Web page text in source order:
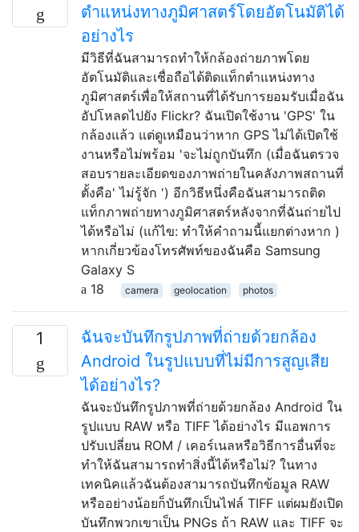
ตำแหน่งทางภูมิศาสตร์โดยอัตโนมัติได้
อย่างไร
มีวิธีที่ฉันสามารถทำให้กล้องถ่ายภาพโดย
อัตโนมัติและเชื่อถือได้ติดแท็กตำแหน่งทาง
ภูมิศาสตร์เพื่อให้สถานที่ได้รับการยอมรับเมื่อฉัน
อัปโหลดไปยัง Flickr? ฉันเปิดใช้งาน 'GPS' ใน
กล้องแล้ว แต่ดูเหมือนว่าหาก GPS ไม่ได้เปิดใช้
งานหรือไม่พร้อม 'จะไม่ถูกบันทึก (เมื่อฉันตรวจ
สอบรายละเอียดของภาพถ่ายในคลังภาพสถานที่
ตั้งคือ' ไม่รู้จัก ') อีกวิธีหนึ่งคือฉันสามารถติด
แท็กภาพถ่ายทางภูมิศาสตร์หลังจากที่ฉันถ่ายไป
ได้หรือไม่ (แก้ไข: ทำให้คำถามนี้แยกต่างหาก )
หากเกี่ยวข้องโทรศัพท์ของฉันคือ Samsung
Galaxy S
18
camera geolocation photos
1
ฉันจะบันทึกรูปภาพที่ถ่ายด้วยกล้อง
Android ในรูปแบบที่ไม่มีการสูญเสีย
ได้อย่างไร?
ฉันจะบันทึกรูปภาพที่ถ่ายด้วยกล้อง Android ใน
รูปแบบ RAW หรือ TIFF ได้อย่างไร มีแอพการ
ปรับเปลี่ยน ROM / เคอร์เนลหรือวิธีการอื่นที่จะ
ทำให้ฉันสามารถทำสิ่งนี้ได้หรือไม่? ในทาง
เทคนิคแล้วฉันต้องสามารถบันทึกข้อมูล RAW
หรืออย่างน้อยก็บันทึกเป็นไฟล์ TIFF แต่ผมยังเปิด
บันทึกพวกเขาเป็น PNGs ถ้า RAW และ TIFF จะ